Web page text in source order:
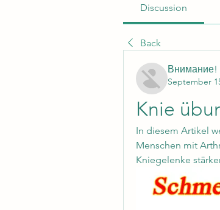
Discussion
Back
Внимание!
September
Knie
In diesem Artikel
Menschen mit
Kniegelenke